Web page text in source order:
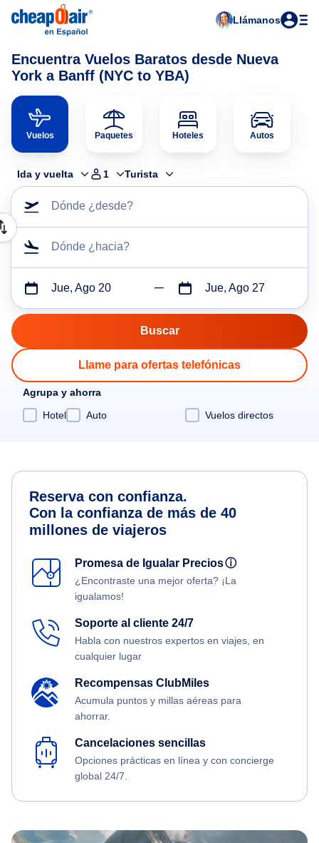
Llámanos
Encuentra Vuelos Baratos desde Nueva
York a Banff (NYC to YBA)
Vuelos Paquetes Hoteles Autos
Ida y vuelta 1 Turista
Dónde ¿desde?
Dónde ¿hacia?
Jue, Ago 20 Jue, Ago 27
Llame para ofertas telefónicas
Agrupa y ahorra
Hotel
Auto Vuelos directos
Reserva con confianza.
Con la confianza de más de 40
millones de viajeros
Promesa de Igualar Preciosⓘ
¿Encontraste una mejor oferta? ¡La
igualamos!
Soporte al cliente 24/7
Habla con nuestros expertos en viajes, en
cualquier lugar
Recompensas ClubMiles
Acumula puntos y millas aéreas para
ahorrar.
Cancelaciones sencillas
Opciones prácticas en línea y con concierge
global 24/7.